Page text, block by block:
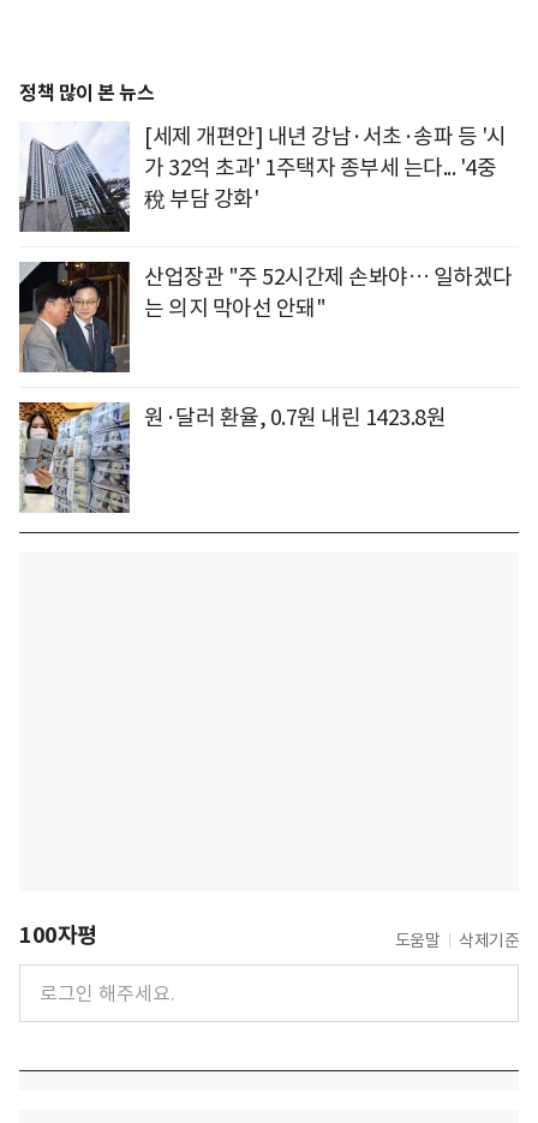
정책 많이 본 뉴스
[세제 개편안] 내년 강남·서초·송파 등 '시
가 32억 초과' 1주택자 종부세 는다... '4중
稅 부담 강화'
산업장관 "주 52시간제 손봐야… 일하겠다
는 의지 막아선 안돼"
원·달러 환율, 0.7원 내린 1423.8원
100자평 도움말 삭제기준